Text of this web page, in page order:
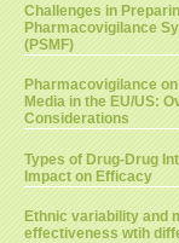
Challenges in
Pharmacovigilance
(PSMF)
Pharmacovigilance
Media in the EU/US:
Considerations
Types of Drug-Drug
Impact on Efficacy
Ethnic variability and
effectiveness wtih